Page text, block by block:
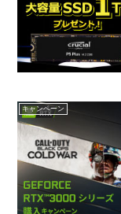
キャンペーン